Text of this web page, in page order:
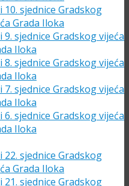
10. sjednice Gradskog
Grada Iloka
9. sjednice Gradskog vijeća
Iloka
8. sjednice Gradskog vijeća
Iloka
7. sjednice Gradskog vijeća
Iloka
6. sjednice Gradskog vijeća
Iloka
22. sjednice Gradskog
Grada Iloka
21. sjednice Gradskog